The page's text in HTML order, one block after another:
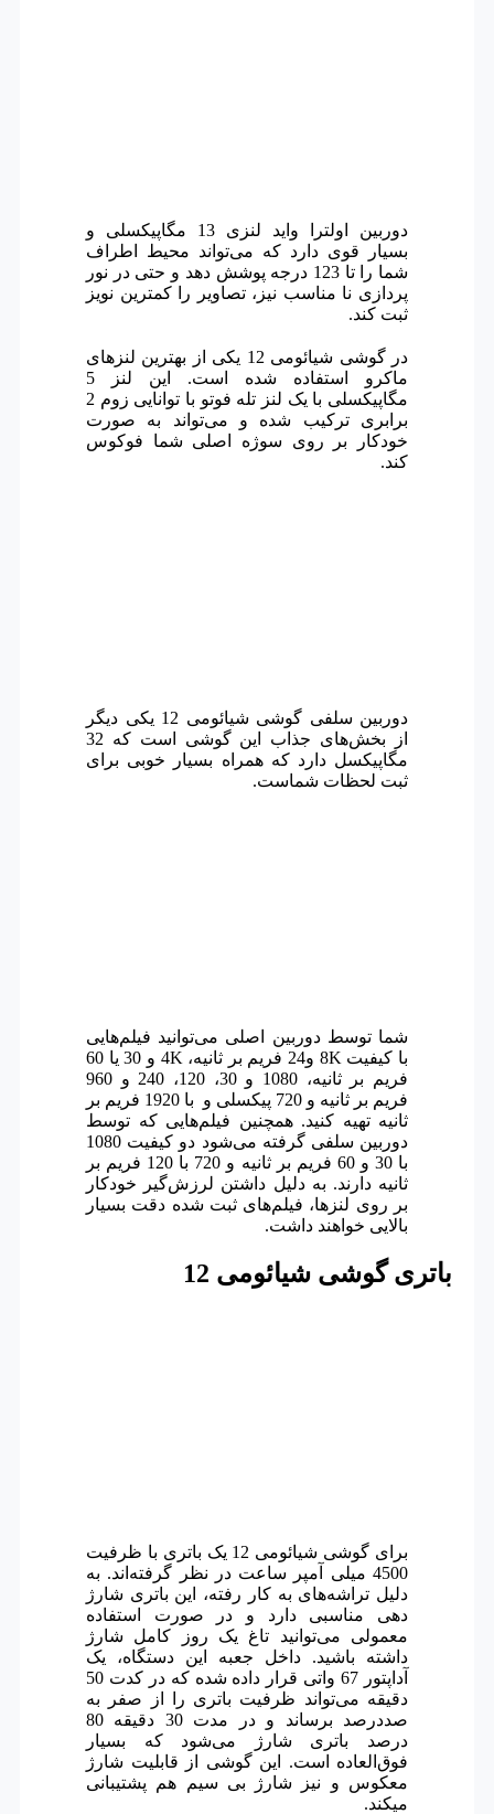
دوربین اولترا واید لنزی 13 مگاپیکسلی و
بسیار قوی دارد که می‌تواند محیط اطراف
شما را تا 123 درجه پوشش دهد و حتی در نور
پردازی نا مناسب نیز، تصاویر را کمترین نویز
ثبت کند.
در گوشی شیائومی 12 یکی از بهترین لنزهای
ماکرو استفاده شده است. این لنز 5
مگاپیکسلی با یک لنز تله فوتو با توانایی زوم 2
برابری ترکیب شده و می‌تواند به صورت
خودکار بر روی سوژه اصلی شما فوکوس
کند.
دوربین سلفی گوشی شیائومی 12 یکی دیگر
از بخش‌های جذاب این گوشی است که 32
مگاپیکسل دارد که همراه بسیار خوبی برای
ثبت لحظات شماست.
شما توسط دوربین اصلی می‌توانید فیلم‌هایی
با کیفیت 8K و24 فریم بر ثانیه، 4K و 30 یا 60
فریم بر ثانیه، 1080 و 30، 120، 240 و 960
فریم بر ثانیه و 720 پیکسلی و با 1920 فریم بر
ثانیه تهیه کنید. همچنین فیلم‌هایی که توسط
دوربین سلفی گرفته می‌شود دو کیفیت 1080
با 30 و 60 فریم بر ثانیه و 720 با 120 فریم بر
ثانیه دارند. به دلیل داشتن لرزش‌گیر خودکار
بر روی لنزها، فیلم‌های ثبت شده دقت بسیار
بالایی خواهند داشت.
باتری گوشی شیائومی 12
برای گوشی شیائومی 12 یک باتری با ظرفیت
4500 میلی آمپر ساعت در نظر گرفته‌اند. به
دلیل تراشه‌های به کار رفته، این باتری شارژ
دهی مناسبی دارد و در صورت استفاده
معمولی می‌توانید تاغ یک روز کامل شارژ
داشته باشید. داخل جعبه این دستگاه، یک
آداپتور 67 واتی قرار داده شده که در کدت 50
دقیقه می‌تواند ظرفیت باتری را از صفر به
صددرصد برساند و در مدت 30 دقیقه 80
درصد باتری شارژ می‌شود که بسیار
فوق‌العاده است. این گوشی از قابلیت شارژ
معکوس و نیز شارژ بی سیم هم پشتیبانی
میکند.